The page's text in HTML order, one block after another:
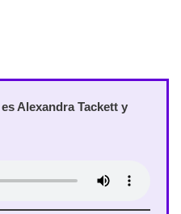
Alexandra Tackett y